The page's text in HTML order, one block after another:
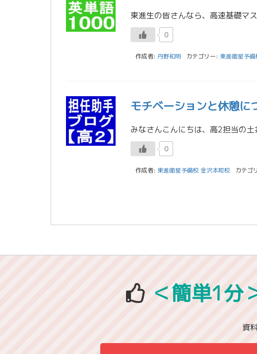
0
作成者: 丹野和明 カテゴリー: 東進衛星予
モチベーションと休憩に
0
作成者: 東進衛星予備校 金沢本町校 カテゴ
＜簡単1分
資